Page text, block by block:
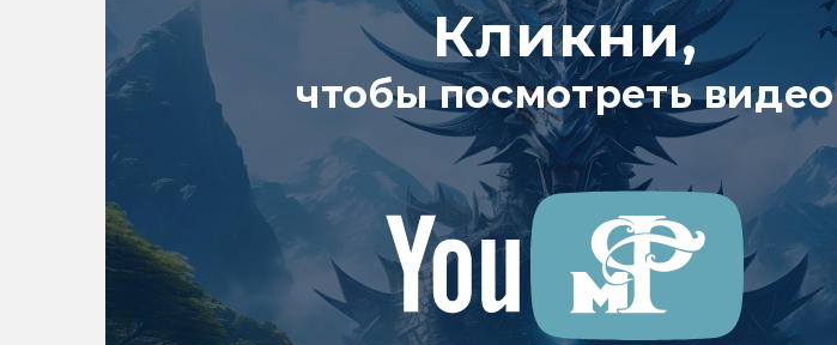
Кликни,
чтобы посмотреть видео